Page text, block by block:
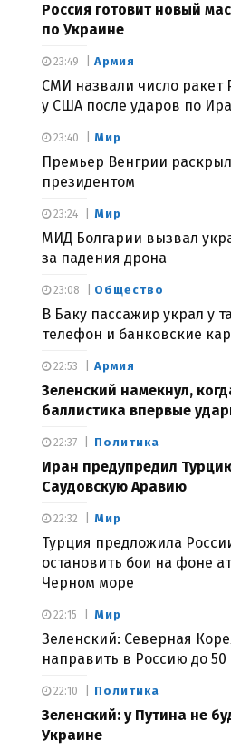
Россия готовит новый
по Украине
Армия
СМИ назвали число ракет
у США после ударов по
23:49
Мир
Премьер Венгрии
президентом
23:40
Мир
МИД Болгарии вызвал
за падения дрона
23:24
Общество
В Баку пассажир украл у
телефон и банковские
23:08
Армия
Зеленский намекнул,
баллистика впервые
22:53
Политика
Иран предупредил
Саудовскую Аравию
22:37
Мир
Турция предложила
остановить бои на фоне
Черном море
22:32
Мир
Зеленский: Северная
направить в Россию до 50
22:15
Политика
Зеленский: у Путина не
Украине
22:10